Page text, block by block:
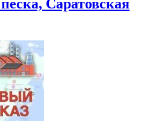
Саратовская